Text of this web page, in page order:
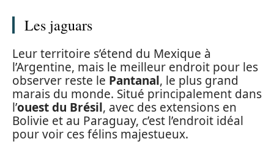
Les jaguars
Leur territoire s’étend du Mexique à
l’Argentine, mais le meilleur endroit pour les
observer reste le Pantanal, le plus grand
marais du monde. Situé principalement dans
l’ouest du Brésil, avec des extensions en
Bolivie et au Paraguay, c’est l’endroit idéal
pour voir ces félins majestueux.